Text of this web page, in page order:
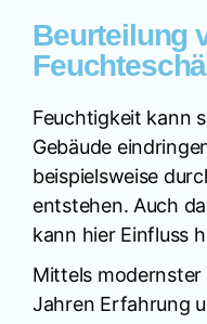
Beurteilung
Feuchtigkeit kann
Gebäude
beispielsweise
entstehen. Auch
kann hier Einfluss
Mittels modernster
Jahren Erfahrung